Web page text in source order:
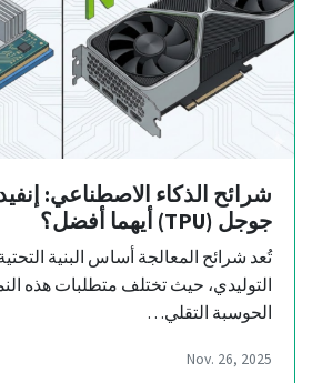
جوجل (TPU) أيهما أفضل؟
تُعد شرائح المعالجة أساس البنية
التوليدي، حيث تختلف متطلبات هذه
الحوسبة التقلي…
Nov. 26, 2025